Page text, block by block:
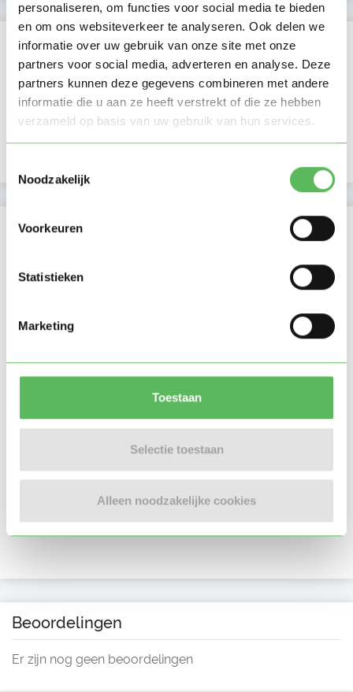
personaliseren, om functies voor social media te bieden
en om ons websiteverkeer te analyseren. Ook delen we
informatie over uw gebruik van onze site met onze
partners voor social media, adverteren en analyse. Deze
partners kunnen deze gegevens combineren met andere
informatie die u aan ze heeft verstrekt of die ze hebben
verzameld op basis van uw gebruik van hun services.
Noodzakelijk
Voorkeuren
Statistieken
Marketing
Toestaan
Selectie toestaan
Alleen noodzakelijke cookies
Verificaties
E-mailadres is geverifieerd
Telefoonnummer is geverifieerd
Locatie oppasadres (Tilburg)
Beoordelingen
Er zijn nog geen beoordelingen